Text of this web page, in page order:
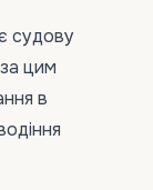
судову
цим
в